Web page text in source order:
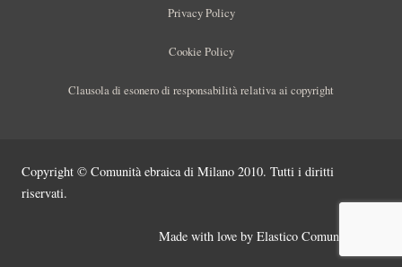
Privacy Policy
Cookie Policy
Clausola di esonero di responsabilità relativa ai copyright
Copyright © Comunità ebraica di Milano 2010. Tutti i diritti
riservati.
Made with love by Elastico Comunicazione